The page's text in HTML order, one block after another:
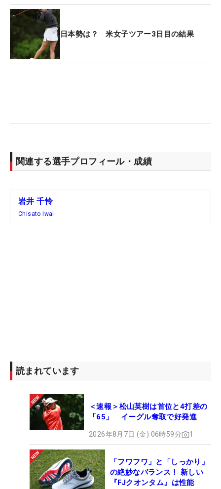
週からも上位争いできるように頑張りたい」と気持
ちを切り替える。
また、決勝ラウンドでは姉・明愛と同組になったこ
とも注目されたが、その明愛も2つ落としてフィニ
日本勢は？ 米女子ツアー3日目の結果
関連する選手プロフィール・成績
岩井 千怜
Chisato Iwai
読まれています
＜速報＞松山英樹は首位と4打差の
「65」 イーグル奪取で好発進
2026年8月7日 (金) 06時59分 1
「フワフワ」と「しっかり」
の絶妙なバランス！ 新しい
『FJクオンタム』は性能